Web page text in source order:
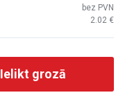
2.02
bez PVN
Ielikt grozā